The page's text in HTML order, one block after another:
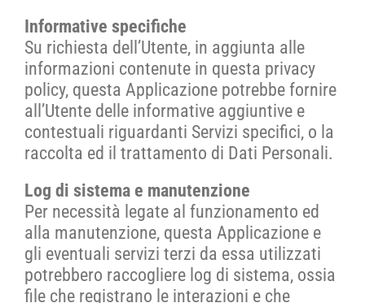
Informative specifiche
Su richiesta dell’Utente, in aggiunta alle
informazioni contenute in questa privacy
policy, questa Applicazione potrebbe fornire
all’Utente delle informative aggiuntive e
contestuali riguardanti Servizi specifici, o la
raccolta ed il trattamento di Dati Personali.
Log di sistema e manutenzione
Per necessità legate al funzionamento ed
alla manutenzione, questa Applicazione e
gli eventuali servizi terzi da essa utilizzati
potrebbero raccogliere log di sistema, ossia
file che registrano le interazioni e che